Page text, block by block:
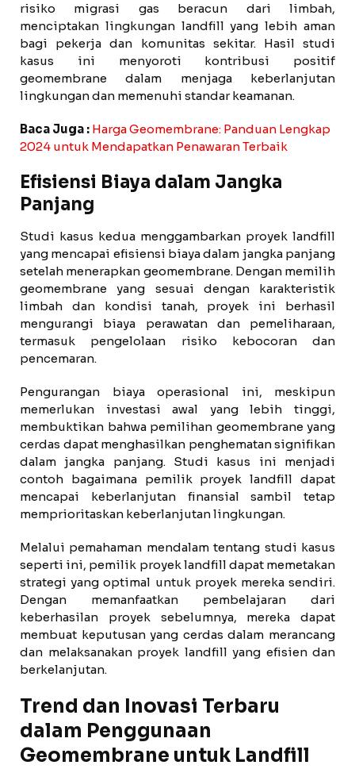
risiko migrasi gas beracun dari limbah,
menciptakan lingkungan landfill yang lebih aman
bagi pekerja dan komunitas sekitar. Hasil studi
kasus ini menyoroti kontribusi positif
geomembrane dalam menjaga keberlanjutan
lingkungan dan memenuhi standar keamanan.
Baca Juga : Harga Geomembrane: Panduan Lengkap
2024 untuk Mendapatkan Penawaran Terbaik
Efisiensi Biaya dalam Jangka
Panjang
Studi kasus kedua menggambarkan proyek landfill
yang mencapai efisiensi biaya dalam jangka panjang
setelah menerapkan geomembrane. Dengan memilih
geomembrane yang sesuai dengan karakteristik
limbah dan kondisi tanah, proyek ini berhasil
mengurangi biaya perawatan dan pemeliharaan,
termasuk pengelolaan risiko kebocoran dan
pencemaran.
Pengurangan biaya operasional ini, meskipun
memerlukan investasi awal yang lebih tinggi,
membuktikan bahwa pemilihan geomembrane yang
cerdas dapat menghasilkan penghematan signifikan
dalam jangka panjang. Studi kasus ini menjadi
contoh bagaimana pemilik proyek landfill dapat
mencapai keberlanjutan finansial sambil tetap
memprioritaskan keberlanjutan lingkungan.
Melalui pemahaman mendalam tentang studi kasus
seperti ini, pemilik proyek landfill dapat memetakan
strategi yang optimal untuk proyek mereka sendiri.
Dengan memanfaatkan pembelajaran dari
keberhasilan proyek sebelumnya, mereka dapat
membuat keputusan yang cerdas dalam merancang
dan melaksanakan proyek landfill yang efisien dan
berkelanjutan.
Trend dan Inovasi Terbaru
dalam Penggunaan
Geomembrane untuk Landfill